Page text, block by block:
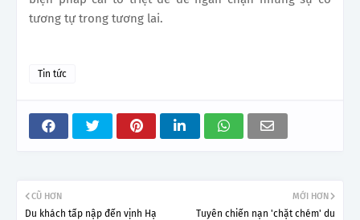
tương tự trong tương lai.
Tin tức
MỚI HƠN
Tuyên chiến nạn 'chặt chém' du
CŨ HƠN
Du khách tấp nập đến vịnh Hạ